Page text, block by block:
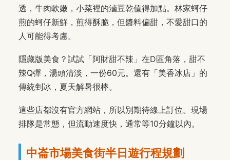
透，牛肉軟嫩，小菜裡的滷豆乾值得加點。林家蚵仔
煎的蚵仔新鮮，煎得酥脆，但醬料偏甜，不愛甜口的
人可能得考慮。
隱藏版美食？試試「阿財甜不辣」在D區角落，甜不
辣Q彈，湯頭清淡，一份60元。還有「美香冰店」的
傳統剉冰，夏天解暑很棒。
這些店都沒有官方網站，所以別期待線上訂位。現場
排隊是常態，但流動速度快，通常等10分鐘以內。
中崙市場美食街半日遊行程規劃